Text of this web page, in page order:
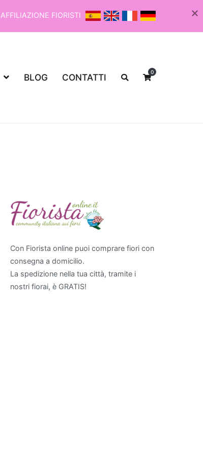
AFFILIAZIONE FIORISTI
BLOG CONTATTI 0
Con Fiorista online puoi comprare fiori con
consegna a domicilio.
La spedizione nella tua città, tramite i
nostri fiorai, è GRATIS!